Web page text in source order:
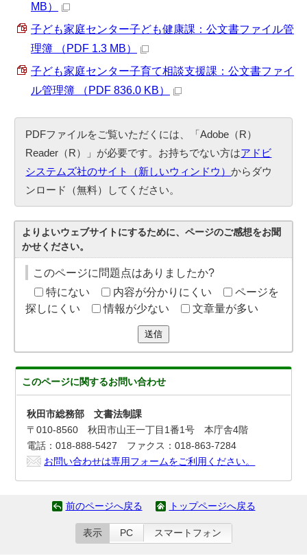
MB）
子ども家庭センター子ども健康課：公文書ファイル管
理簿 （PDF 1.3 MB）
子ども家庭センター子育て相談支援課：公文書ファイ
ル管理簿 （PDF 836.0 KB）
PDFファイルをご覧いただくには、「Adobe（R）
Reader（R）」が必要です。お持ちでない方はアドビ
システムズ社のサイト（新しいウィンドウ）からダウ
ンロード（無料）してください。
よりよいウェブサイトにするために、ページのご感想をお聞
かせください。
このページに問題点はありましたか?
特にない
内容が分かりにくい
ページを
探しにくい
情報が少ない 文章量が多い
送信
このページに関するお問い合わせ
秋田市総務部 文書法制課
〒010-8560 秋田市山王一丁目1番1号 本庁舎4階
電話：018-888-5427 ファクス：018-863-7284
お問い合わせは専用フォームをご利用ください。
前のページへ戻る トップページへ戻る
表示 PC スマートフォン